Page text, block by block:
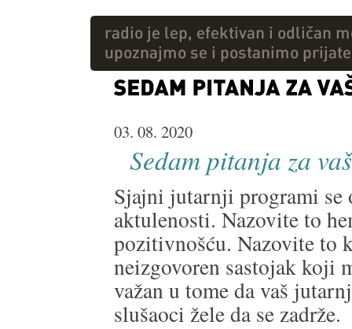
03. 08. 2020
Sedam pitanja za
Sjajni jutarnji programi se
aktulenosti. Nazovite to
pozitivnošću. Nazovite to
neizgovoren sastojak koji
važan u tome da vaš
slušaoci žele da se zadrže.